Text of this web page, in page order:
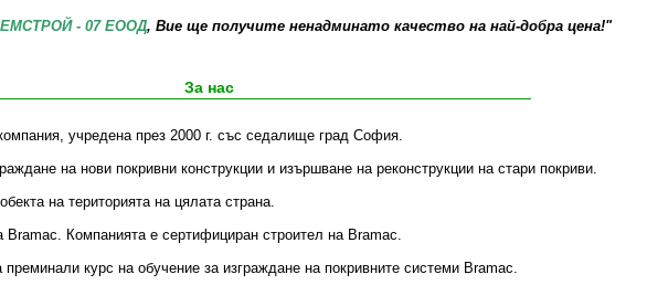
- 07 ЕООД, Вие ще получите ненадминато качество на най-добра цена!"
За нас
учредена през 2000 г. със седалище град София.
на нови покривни конструкции и изършване на реконструкции на стари покриви.
на територията на цялата страна.
Bramac. Компанията е сертифициран строител на Bramac.
курс на обучение за изграждане на покривните системи Bramac.